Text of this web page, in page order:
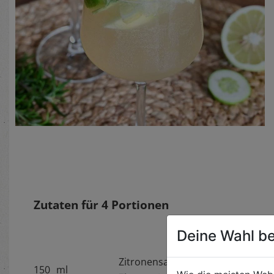
Zutaten für 4 Portionen
150 ml
Zitronensaft (4 - 5
Deine Wahl